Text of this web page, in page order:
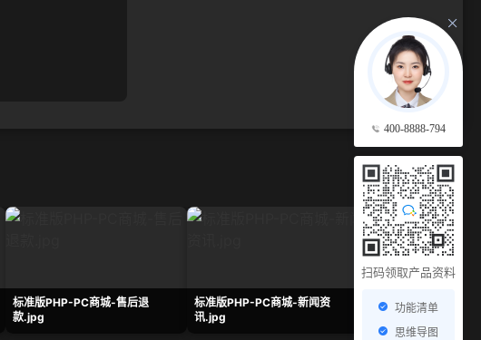
400-8888-794
扫码领取产品资料
功能清单
思维导图
查看更多 →
标准版PHP-PC商城-售后退
款.jpg
标准版PHP-PC商城-新闻资
讯.jpg
标准版PHP-PC商城
情.jpg